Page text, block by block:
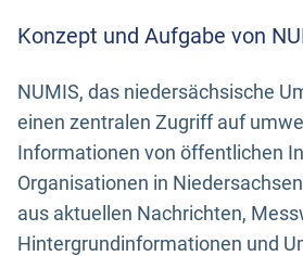
Konzept und Aufgabe von
NUMIS, das niedersächsische
einen zentralen Zugriff auf
Informationen von öffentlichen
Organisationen in
aus aktuellen Nachrichten,
Hintergrundinformationen und